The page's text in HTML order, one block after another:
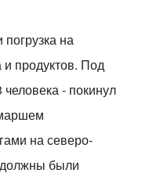
на
продуктов. Под
- покинул
на северо-
были